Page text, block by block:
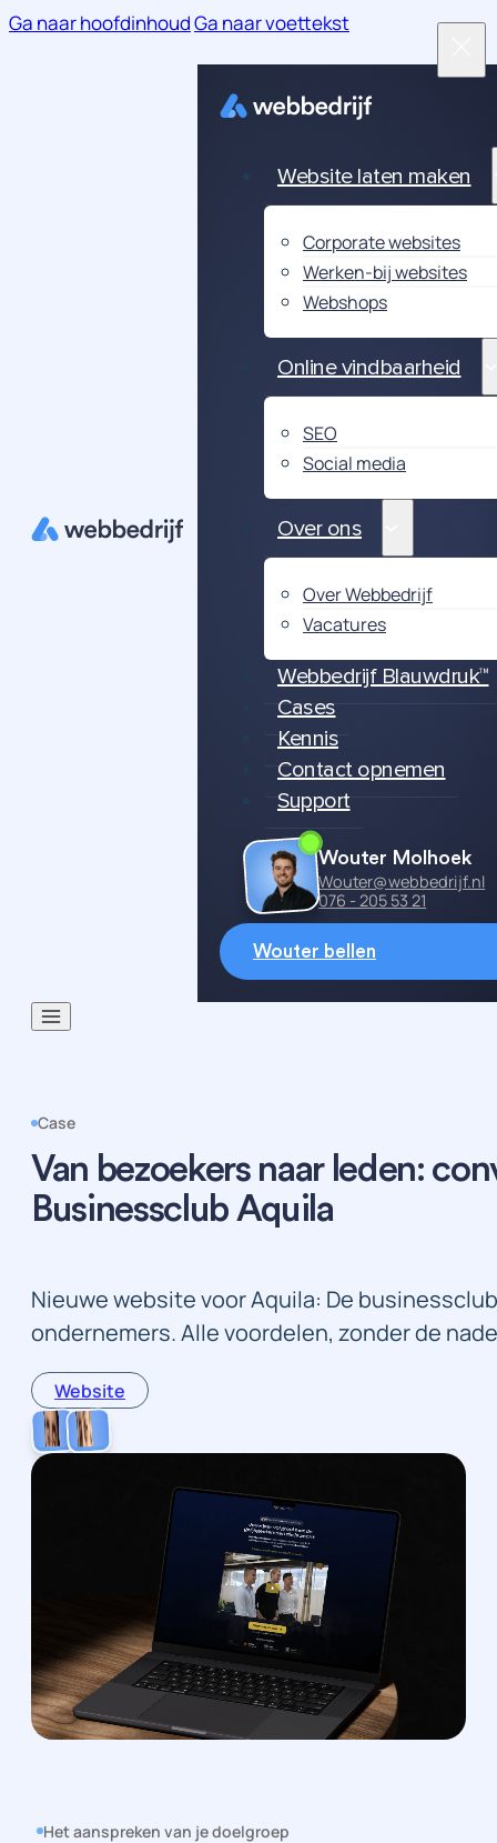
Ga naar hoofdinhoudGa naar voettekst
Website laten maken
Corporate websites
Werken-bij websites
Webshops
Online vindbaarheid
SEO
Social media
Over ons
Over Webbedrijf
Vacatures
Webbedrijf Blauwdruk™
Cases
Kennis
Contact opnemen
Support
Wouter Molhoek
Wouter@webbedrijf.nl
076 - 205 53 21
Wouter bellen
Case
Van bezoekers naar leden:
Businessclub Aquila
Nieuwe website voor Aquila: De
ondernemers. Alle voordelen, zonder de
Website
Het aanspreken van je doelgroep